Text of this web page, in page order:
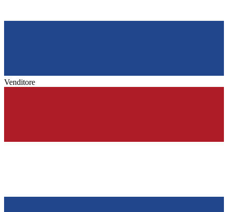
Venditore